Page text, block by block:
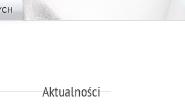
Aktualności